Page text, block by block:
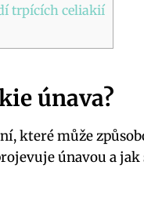
trpících celiakií
únava?
které může
únavou a